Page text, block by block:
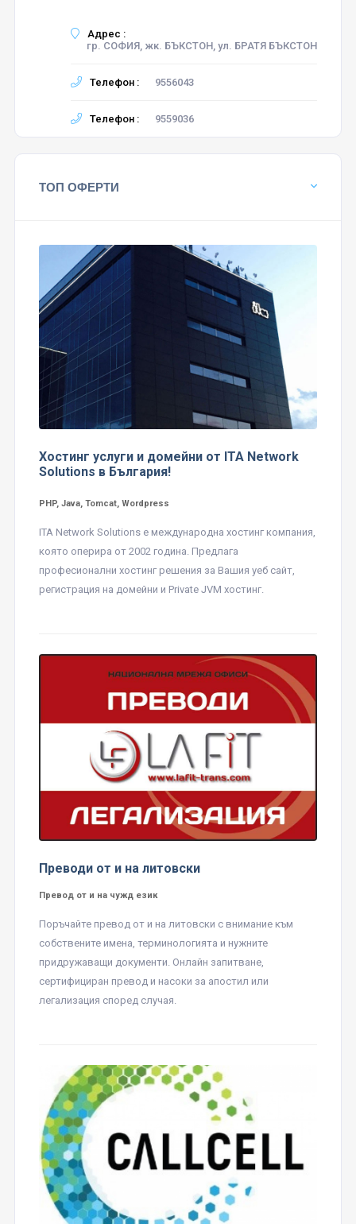
Адрес :
гр. СОФИЯ, жк. БЪКСТОН, ул. БРАТЯ БЪКСТОН
Телефон : 9556043
Телефон : 9559036
ТОП ОФЕРТИ
Хостинг услуги и домейни от ITA Network
Solutions в България!
PHP, Java, Tomcat, Wordpress
ITA Network Solutions е международна хостинг компания,
която оперира от 2002 година. Предлага
професионални хостинг решения за Вашия уеб сайт,
регистрация на домейни и Private JVM хостинг.
Преводи от и на литовски
Превод от и на чужд език
Поръчайте превод от и на литовски с внимание към
собствените имена, терминологията и нужните
придружаващи документи. Онлайн запитване,
сертифициран превод и насоки за апостил или
легализация според случая.